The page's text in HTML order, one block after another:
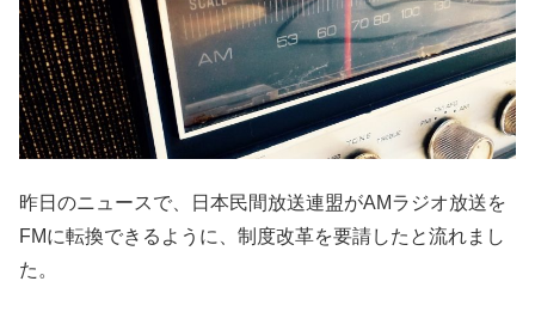
昨日のニュースで、日本民間放送連盟がAMラジオ放送を
FMに転換できるように、制度改革を要請したと流れまし
た。